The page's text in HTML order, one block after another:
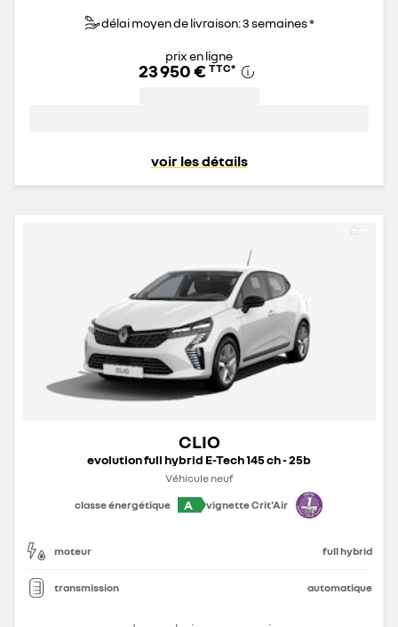
délai moyen de livraison: 3 semaines *
prix en ligne
23 950 € TTC*
voir les détails
CLIO
evolution full hybrid E-Tech 145 ch - 25b
Véhicule neuf
classe énergétique
A vignette Crit'Air
moteur full hybrid
transmission automatique